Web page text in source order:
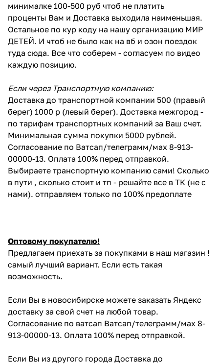
минималке 100-500 руб чтоб не платить
проценты Вам и Доставка выходила наименьшая.
Остальное по кур коду на нашу организацию МИР
ДЕТЕЙ. И чтоб не было как на вб и озон поездок
туда сюда. Все что соберем - согласуем по видео
каждую позицию.
Если через Транспортную компанию:
Доставка до транспортной компании 500 (правый
берег) 1000 р (левый берег). Доставка межгород -
по тарифам транспортных компаний за Ваш счет.
Минимальная сумма покупки 5000 рублей.
Согласование по Ватсап/телеграмм/мах 8-913-
00000-13. Оплата 100% перед отправкой.
Выбираете транспортную компанию сами! Сколько
в пути , сколько стоит и тп - решайте все в ТК (не с
нами). отправляем только по 100% предоплате
Оптовому покупателю!
Предлагаем приехать за покупками в наш магазин !
самый лучший вариант. Если есть такая
возможность.
Если Вы в новосибирске можете заказать Яндекс
доставку за свой счет на любой товар.
Согласование по ватсап Ватсап/телеграмм/мах 8-
913-00000-13. Оплата 100% перед отправкой.
Если Вы из другого города Доставка до